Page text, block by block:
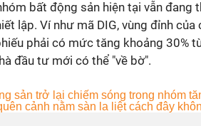
bất động sản hiện tại vẫn đang
lập. Ví như mã DIG, vùng đỉnh
phải có mức tăng khoảng 30%
đầu tư mới có thể "về bờ".